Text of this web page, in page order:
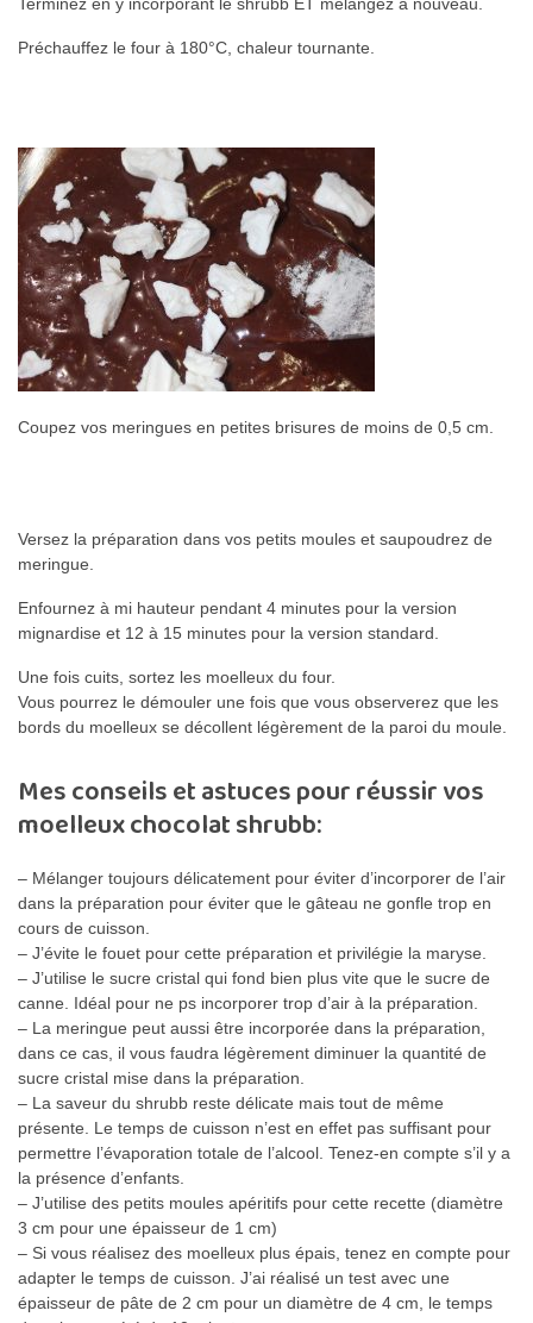
Terminez en y incorporant le shrubb ET mélangez à nouveau.
Préchauffez le four à 180°C, chaleur tournante.
Coupez vos meringues en petites brisures de moins de 0,5 cm.
Versez la préparation dans vos petits moules et saupoudrez de
meringue.
Enfournez à mi hauteur pendant 4 minutes pour la version
mignardise et 12 à 15 minutes pour la version standard.
Une fois cuits, sortez les moelleux du four.
Vous pourrez le démouler une fois que vous observerez que les
bords du moelleux se décollent légèrement de la paroi du moule.
Mes conseils et astuces pour réussir vos
moelleux chocolat shrubb:
– Mélanger toujours délicatement pour éviter d’incorporer de l’air
dans la préparation pour éviter que le gâteau ne gonfle trop en
cours de cuisson.
– J’évite le fouet pour cette préparation et privilégie la maryse.
– J’utilise le sucre cristal qui fond bien plus vite que le sucre de
canne. Idéal pour ne ps incorporer trop d’air à la préparation.
– La meringue peut aussi être incorporée dans la préparation,
dans ce cas, il vous faudra légèrement diminuer la quantité de
sucre cristal mise dans la préparation.
– La saveur du shrubb reste délicate mais tout de même
présente. Le temps de cuisson n’est en effet pas suffisant pour
permettre l’évaporation totale de l’alcool. Tenez-en compte s’il y a
la présence d’enfants.
– J’utilise des petits moules apéritifs pour cette recette (diamètre
3 cm pour une épaisseur de 1 cm)
– Si vous réalisez des moelleux plus épais, tenez en compte pour
adapter le temps de cuisson. J’ai réalisé un test avec une
épaisseur de pâte de 2 cm pour un diamètre de 4 cm, le temps